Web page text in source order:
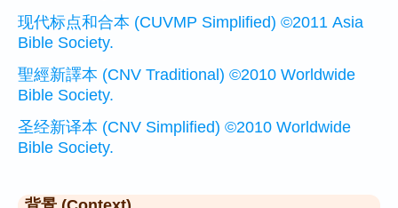
现代标点和合本 (CUVMP Simplified) ©2011 Asia
Bible Society.
聖經新譯本 (CNV Traditional) ©2010 Worldwide
Bible Society.
圣经新译本 (CNV Simplified) ©2010 Worldwide
Bible Society.